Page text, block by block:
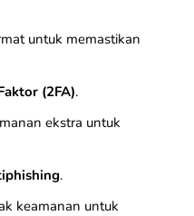
untuk memastikan
(2FA).
ekstra untuk
.
keamanan untuk